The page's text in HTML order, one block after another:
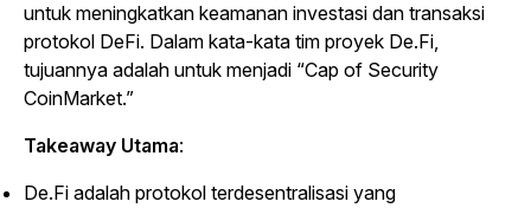
untuk meningkatkan keamanan investasi dan transaksi
protokol DeFi. Dalam kata-kata tim proyek De.Fi,
tujuannya adalah untuk menjadi “Cap of Security
CoinMarket.”
Takeaway Utama:
De.Fi adalah protokol terdesentralisasi yang